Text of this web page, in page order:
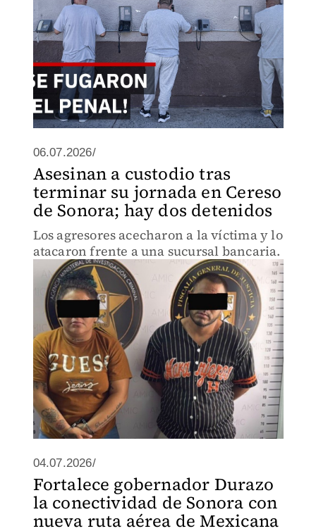
06.07.2026/
Asesinan a custodio tras
terminar su jornada en Cereso
de Sonora; hay dos detenidos
Los agresores acecharon a la víctima y lo
atacaron frente a una sucursal bancaria.
04.07.2026/
Fortalece gobernador Durazo
la conectividad de Sonora con
nueva ruta aérea de Mexicana